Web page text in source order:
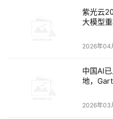
紫光云
大模型
2026年04
中国AI
地，
2026年03